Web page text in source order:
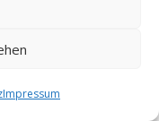
Impressum